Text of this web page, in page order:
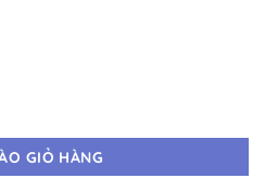
| 16GB | 512GB Máy Mới · Chính Hãng
GIỎ HÀNG